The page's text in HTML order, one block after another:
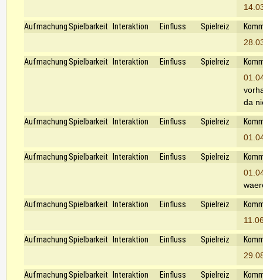
Aufmachung Spielbarkeit Interaktion Einfluss Spielreiz
Aufmachung Spielbarkeit Interaktion Einfluss Spielreiz
da
Aufmachung Spielbarkeit Interaktion Einfluss Spielreiz
Aufmachung Spielbarkeit Interaktion Einfluss Spielreiz
Aufmachung Spielbarkeit Interaktion Einfluss Spielreiz
Aufmachung Spielbarkeit Interaktion Einfluss Spielreiz
Aufmachung Spielbarkeit Interaktion Einfluss Spielreiz